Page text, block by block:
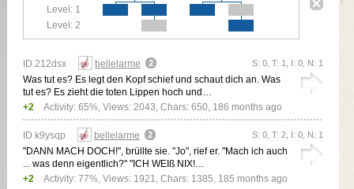
Level: 1
Level: 2
ID 212dsx
bellelarme
Was tut es? Es legt den Kopf schief und schaut dich an. Was
tut es? Es zieht die toten Lippen hoch und…
+2
Activity: 65%, Views: 2043, Chars: 650, 186 months ago
S: 0, T: 1, I: 0, N: 1
ID k9ysqp
bellelarme
"DANN MACH DOCH!", brüllte sie. "Jo", rief er. "Mach ich auch
... was denn eigentlich?" "ICH WEIß NIX!…
+2
Activity: 77%, Views: 1921, Chars: 1385, 185 months ago
S: 0, T: 2, I: 0, N: 1